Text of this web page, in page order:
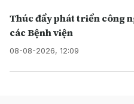
Thúc đẩy phát triển công
các Bệnh viện
08-08-2026, 12:09